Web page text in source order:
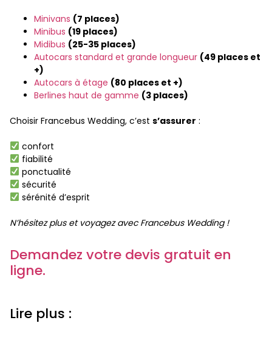
Minivans (7 places)
Minibus (19 places)
Midibus (25-35 places)
Autocars standard et grande longueur (49 places et
+)
Autocars à étage (80 places et +)
Berlines haut de gamme (3 places)
Choisir Francebus Wedding, c’est s’assurer :
confort
fiabilité
ponctualité
sécurité
sérénité d’esprit
N’hésitez plus et voyagez avec Francebus Wedding !
Demandez votre devis gratuit en
ligne.
Lire plus :